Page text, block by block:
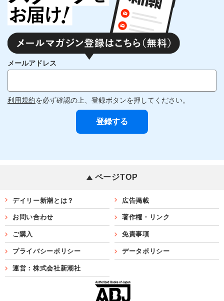
メールアドレス
利用規約を必ず確認の上、登録ボタンを押してください。
ページTOP
デイリー新潮とは？ 広告掲載
お問い合わせ 著作権・リンク
ご購入 免責事項
プライバシーポリシー データポリシー
運営：株式会社新潮社